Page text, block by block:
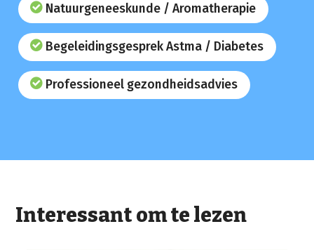
Natuurgeneeskunde / Aromatherapie
Begeleidingsgesprek Astma / Diabetes
Professioneel gezondheidsadvies
Interessant om te lezen